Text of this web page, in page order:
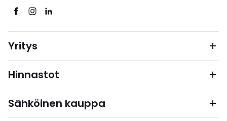
Yritys
Hinnastot
Sähköinen kauppa